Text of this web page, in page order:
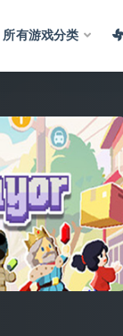
所有游戏分类